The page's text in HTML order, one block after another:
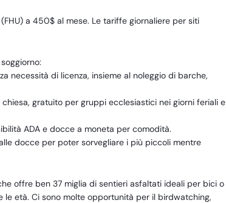
a 450$ al mese. Le tariffe giornaliere per siti
necessità di licenza, insieme al noleggio di barche,
gratuito per gruppi ecclesiastici nei giorni feriali e
ADA e docce a moneta per comodità.
docce per poter sorvegliare i più piccoli mentre
offre ben 37 miglia di sentieri asfaltati ideali per bici o
età. Ci sono molte opportunità per il birdwatching,